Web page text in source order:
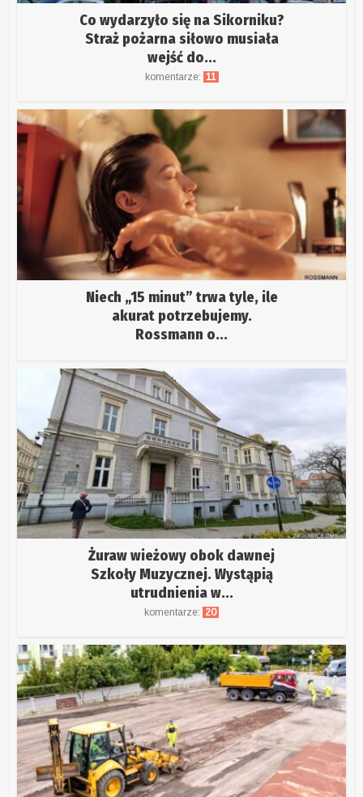
Co wydarzyło się na Sikorniku?
Straż pożarna siłowo musiała
wejść do...
komentarze: 11
Niech „15 minut” trwa tyle, ile
akurat potrzebujemy.
Rossmann o...
Żuraw wieżowy obok dawnej
Szkoły Muzycznej. Wystąpią
utrudnienia w...
komentarze: 20